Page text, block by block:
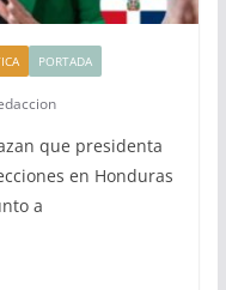
PORTADA
que presidenta
en Honduras
a